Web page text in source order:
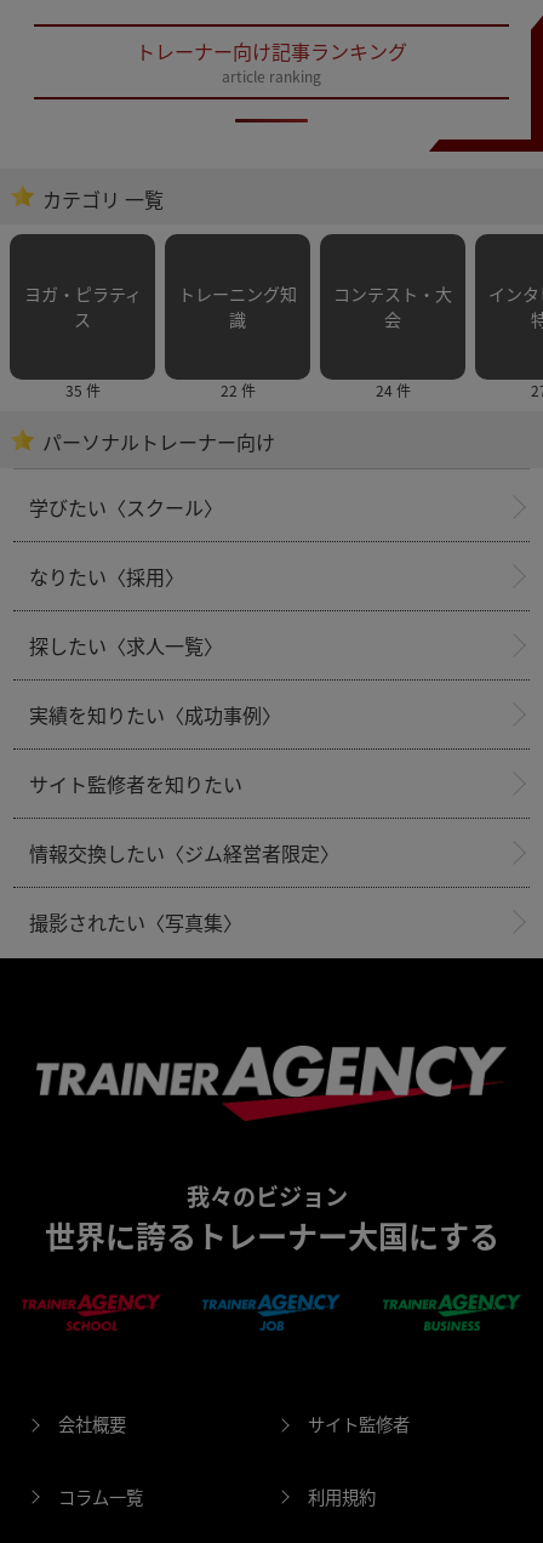
トレーナー向け記事ランキング
article ranking
カテゴリ 一覧
ヨガ・ピラティ
ス
35 件
トレーニング知
識
22 件
コンテスト・大
会
24 件
イン
パーソナルトレーナー向け
学びたい〈スクール〉
なりたい〈採用〉
探したい〈求人一覧〉
実績を知りたい〈成功事例〉
サイト監修者を知りたい
情報交換したい〈ジム経営者限定〉
撮影されたい〈写真集〉
我々のビジョン
世界に誇るトレーナー大国にする
会社概要 サイト監修者
コラム一覧 利用規約